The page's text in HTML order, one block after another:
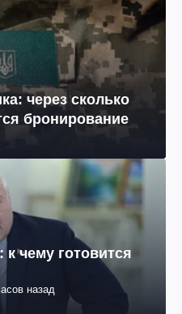
через сколько
бронирование
к чему готовится
назад